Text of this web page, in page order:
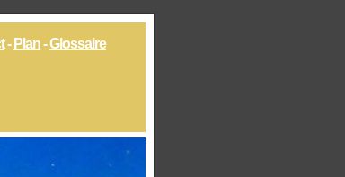
- Plan-Glossaire